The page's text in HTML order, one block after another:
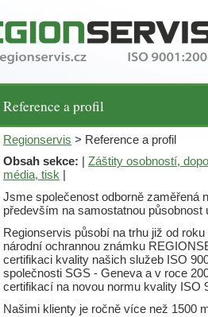
Reference a profil
Regionservis > Reference a profil
Obsah sekce: | Záštity osobností,
média, tisk |
Jsme společenost odborně zaměřená
především na samostatnou
Regionservis působí na trhu již od
národní ochrannou známku
certifikaci kvality našich služeb ISO
společnosti SGS - Geneva a v roce
certifikací na novou normu kvality ISO
Našimi klienty je ročně více než 1500